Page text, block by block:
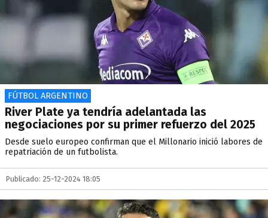
FÚTBOL ARGENTINO
River Plate ya tendría adelantada las
negociaciones por su primer refuerzo del 2025
Desde suelo europeo confirman que el Millonario inició labores de
repatriación de un futbolista.
Publicado: 25-12-2024 18:05